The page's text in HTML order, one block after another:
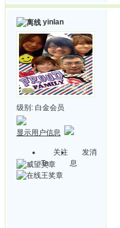
yinlan
级别: 白金会员
显示用户信息
关注
Ta
发消
息